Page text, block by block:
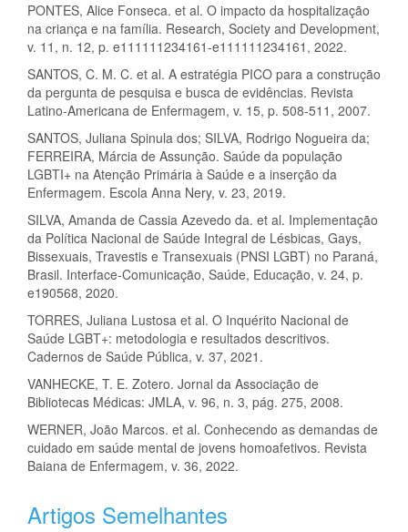
PONTES, Alice Fonseca. et al. O impacto da hospitalização
na criança e na família. Research, Society and Development,
v. 11, n. 12, p. e111111234161-e111111234161, 2022.
SANTOS, C. M. C. et al. A estratégia PICO para a construção
da pergunta de pesquisa e busca de evidências. Revista
Latino-Americana de Enfermagem, v. 15, p. 508-511, 2007.
SANTOS, Juliana Spinula dos; SILVA, Rodrigo Nogueira da;
FERREIRA, Márcia de Assunção. Saúde da população
LGBTI+ na Atenção Primária à Saúde e a inserção da
Enfermagem. Escola Anna Nery, v. 23, 2019.
SILVA, Amanda de Cassia Azevedo da. et al. Implementação
da Política Nacional de Saúde Integral de Lésbicas, Gays,
Bissexuais, Travestis e Transexuais (PNSI LGBT) no Paraná,
Brasil. Interface-Comunicação, Saúde, Educação, v. 24, p.
e190568, 2020.
TORRES, Juliana Lustosa et al. O Inquérito Nacional de
Saúde LGBT+: metodologia e resultados descritivos.
Cadernos de Saúde Pública, v. 37, 2021.
VANHECKE, T. E. Zotero. Jornal da Associação de
Bibliotecas Médicas: JMLA, v. 96, n. 3, pág. 275, 2008.
WERNER, João Marcos. et al. Conhecendo as demandas de
cuidado em saúde mental de jovens homoafetivos. Revista
Baiana de Enfermagem‏, v. 36, 2022.
Artigos Semelhantes